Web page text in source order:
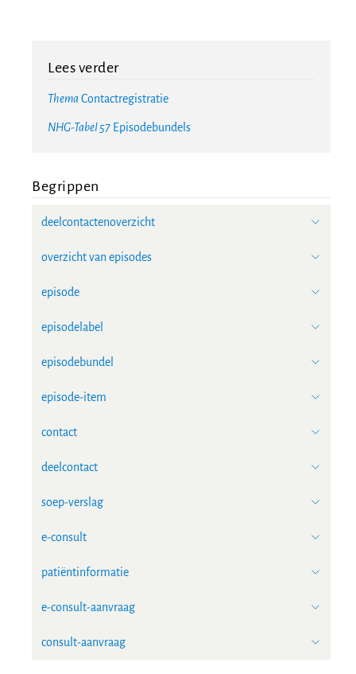
Lees verder
ThemaContactregistratie
NHG-Tabel 57 Episodebundels
Begrippen
deelcontactenoverzicht
overzicht van episodes
episode
episodelabel
episodebundel
episode-item
contact
deelcontact
soep-verslag
e-consult
patiëntinformatie
e-consult-aanvraag
consult-aanvraag